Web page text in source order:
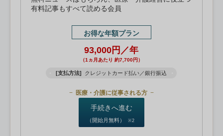
有料記事もすべて読める会員
お得な年額プラン
93,000円／年
（1ヵ月あたり 約7,700円）
[支払方法] クレジットカード払い／銀行振込
医療・介護に従事される方
手続きへ進む
（開始月無料） ※2